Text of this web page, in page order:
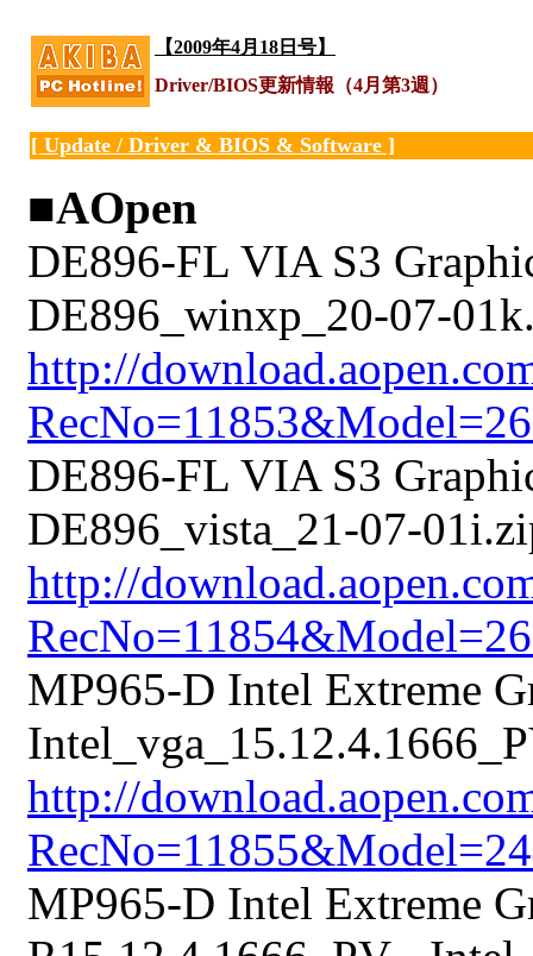
【2009年4月18日号】
Driver/BIOS更新情報（4月第3週）
[ Update / Driver & BIOS & Software ]
■AOpen
DE896-FL VIA S3
DE896_winxp_20-07-
http://
DE896-FL VIA S3
DE896_vista_21-07-
http://
MP965-D Intel Extreme
http://
MP965-D Intel Extreme